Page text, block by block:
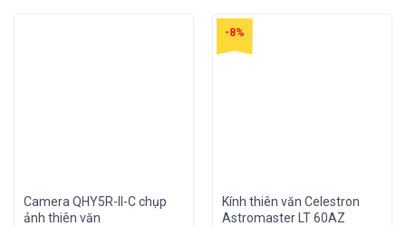
Camera QHY5R-II-C chụp
ảnh thiên văn
-8%
Kính thiên văn Celestron
Astromaster LT 60AZ